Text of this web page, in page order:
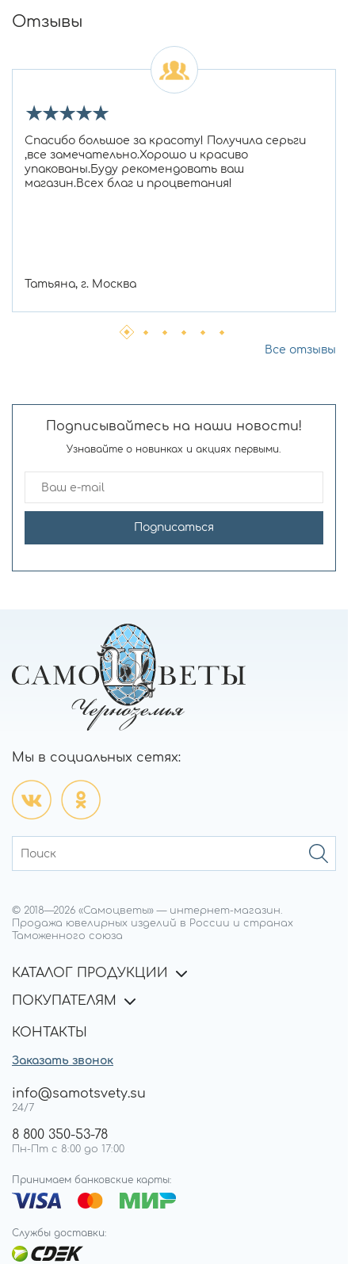
Отзывы
★★★★★
Спасибо большое за красоту! Получила серьги
,все замечательно.Хорошо и красиво
упакованы.Буду рекомендовать ваш
магазин.Всех благ и процветания!
Татьяна, г. Москва
Все отзывы
Подписывайтесь на наши новости!
Узнавайте о новинках и акциях первыми.
Подписаться
Мы в социальных сетях:
© 2018—2026 «Самоцветы» — интернет-магазин.
Продажа ювелирных изделий в России и странах
Таможенного союза
КАТАЛОГ ПРОДУКЦИИ
ПОКУПАТЕЛЯМ
КОНТАКТЫ
Заказать звонок
info@samotsvety.su
24/7
8 800 350-53-78
Пн-Пт с 8:00 до 17:00
Принимаем банковские карты:
Службы доставки: